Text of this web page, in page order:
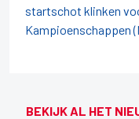
BEKIJK AL HET
startschot klinken
Kampioenschappen